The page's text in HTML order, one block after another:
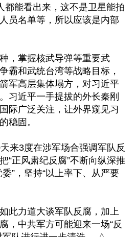
都能看出来，这不是卫星能拍
员名单等，所以应该是内部
，掌握核武导弹等重要武
霸和武统台湾等战略目标，
军高层集体塌方，对习近平
习近平一手提拔的外长秦刚
际广泛关注，让外界窥见习
稳固。
来3度在涉军场合强调军队反
“正风肃纪反腐”不断向纵深推
”，坚持“以上率下、从严要
此力道大谈军队反腐，加上
，中共军方可能迎来一场“反